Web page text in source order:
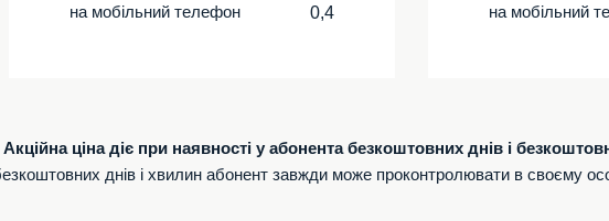
на мобільний телефон 0,4 на мобільний
Акційна ціна діє при наявності у абонента безкоштовних днів і
днів і хвилин абонент завжди може проконтролювати в своєму